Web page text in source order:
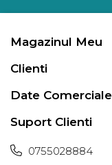
Magazinul Meu
Clienti
Date Comerciale
Suport Clienti
0755028884